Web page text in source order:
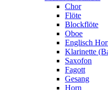
Chor
Flöte
Blockflöte
Oboe
Englisch
Klarinette
Saxofon
Fagott
Gesang
Horn